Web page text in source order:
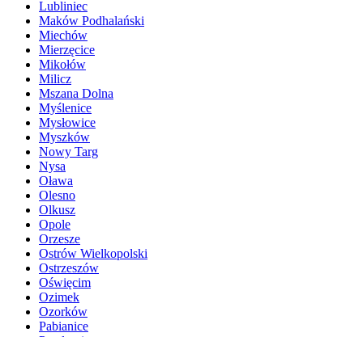
Lubliniec
Maków Podhalański
Miechów
Mierzęcice
Mikołów
Milicz
Mszana Dolna
Myślenice
Mysłowice
Myszków
Nowy Targ
Nysa
Oława
Olesno
Olkusz
Opole
Orzesze
Ostrów Wielkopolski
Ostrzeszów
Oświęcim
Ozimek
Ozorków
Pabianice